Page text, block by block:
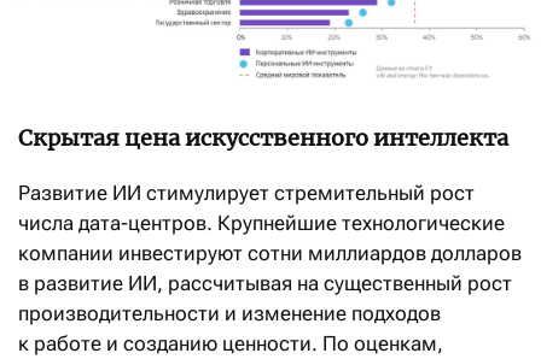
Скрытая цена искусственного интеллекта
Развитие ИИ стимулирует стремительный рост
числа дата-центров. Крупнейшие технологические
компании инвестируют сотни миллиардов долларов
в развитие ИИ, рассчитывая на существенный рост
производительности и изменение подходов
к работе и созданию ценности. По оценкам,